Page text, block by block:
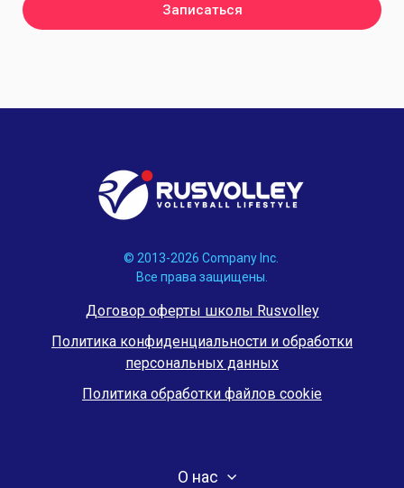
Записаться
© 2013-2026 Company Inc.
Все права защищены.
Договор оферты школы Rusvolley
Политика конфиденциальности и обработки
персональных данных
Политика обработки файлов cookie
О нас